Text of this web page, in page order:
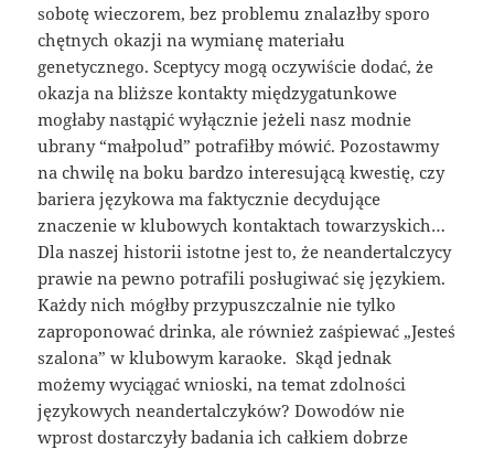
sobotę wieczorem, bez problemu znalazłby sporo
chętnych okazji na wymianę materiału
genetycznego. Sceptycy mogą oczywiście dodać, że
okazja na bliższe kontakty międzygatunkowe
mogłaby nastąpić wyłącznie jeżeli nasz modnie
ubrany “małpolud” potrafiłby mówić. Pozostawmy
na chwilę na boku bardzo interesującą kwestię, czy
bariera językowa ma faktycznie decydujące
znaczenie w klubowych kontaktach towarzyskich…
Dla naszej historii istotne jest to, że neandertalczycy
prawie na pewno potrafili posługiwać się językiem.
Każdy nich mógłby przypuszczalnie nie tylko
zaproponować drinka, ale również zaśpiewać „Jesteś
szalona” w klubowym karaoke. Skąd jednak
możemy wyciągać wnioski, na temat zdolności
językowych neandertalczyków? Dowodów nie
wprost dostarczyły badania ich całkiem dobrze